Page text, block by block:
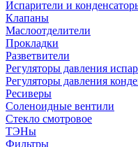
Испарители и
Клапаны
Маслоотделители
Прокладки
Разветвители
Регуляторы давления
Регуляторы давления
Ресиверы
Соленоидные вентили
Стекло смотровое
ТЭНы
Фильтры